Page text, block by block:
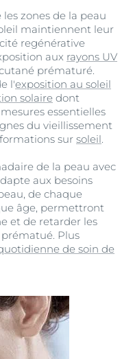
zones de la peau
maintiennent leur
regénérative
aux rayons UV
prématuré.
l'exposition au soleil
solaire dont
essentielles
du vieillissement
sur soleil.
de la peau avec
aux besoins
de chaque
âge, permettront
et de retarder les
Plus
de soin de